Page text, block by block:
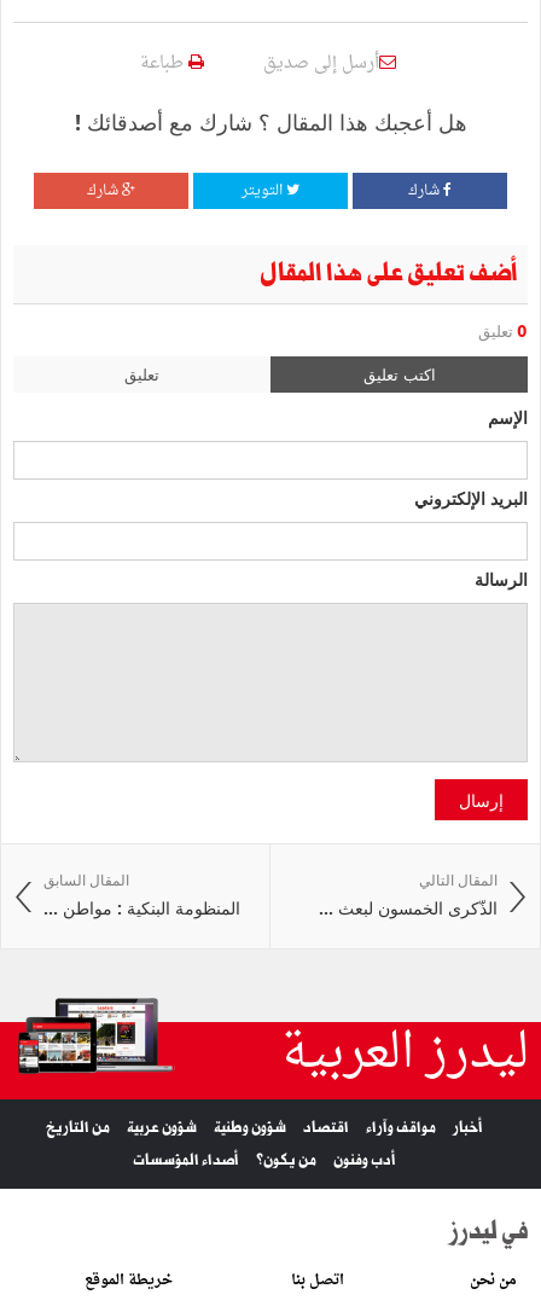
أرسل إلى صديق طباعة
هل أعجبك هذا المقال ؟ شارك مع أصدقائك !
شارك التويتر شارك
أضف تعليق على هذا المقال
0 تعليق
اكتب تعليق تعليق
الإسم
البريد الإلكتروني
الرسالة
إرسال
المقال السابق
المنظومة البنكية : مواطن ...
المقال التالي
الذّكرى الخمسون لبعث ...
ليدرز العربية
أخبار مواقف وآراء اقتصاد شؤون وطنية شؤون عربية
من التاريخ
أدب وفنون
من يكون؟ أصداء المؤسسات
في ليدرز
من نحن اتصل بنا خريطة الموقع